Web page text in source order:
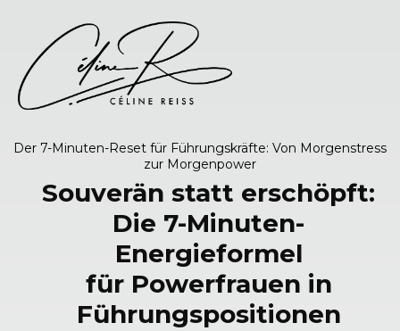
Der 7-Minuten-Reset für Führungskräfte: Von Morgenstress
zur Morgenpower
Souverän statt erschöpft:
Die 7-Minuten-
Energieformel
für Powerfrauen in
Führungspositionen